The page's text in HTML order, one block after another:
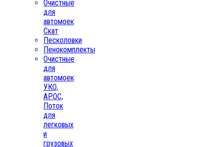
Очистные
для
автомоек
Скат
Песколовки
Пенокомплекты
Очистные
для
автомоек
УКО,
АРОС,
Поток
для
легковых
и
грузовых